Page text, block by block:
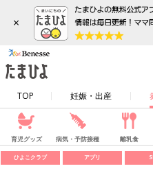
×
TOP 妊娠・出産
育児グッズ 病気・予防接種 離乳食
ひよこクラブ アプリ